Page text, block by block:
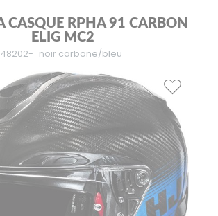
CASQUE RPHA 91 CARBON
ELIG MC2
noir carbone/bleu